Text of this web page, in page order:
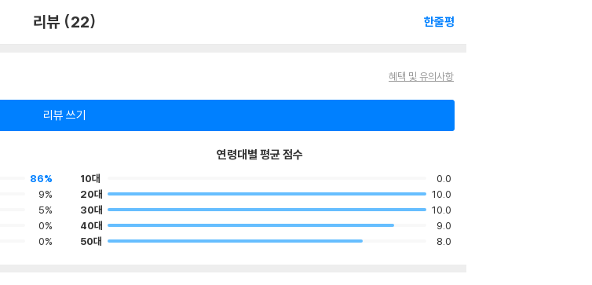
리뷰 (22) 한줄평
혜택 및 유의사항
리뷰 쓰기
86%
9%
5%
0%
0%
연령대별 평균 점수
10대
0.0
20대
10.0
30대
10.0
40대
9.0
50대
8.0